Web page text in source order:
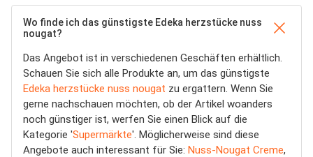
Wo finde ich das günstigste Edeka herzstücke nuss
nougat?
Das Angebot ist in verschiedenen Geschäften erhältlich.
Schauen Sie sich alle Produkte an, um das günstigste
Edeka herzstücke nuss nougat zu ergattern. Wenn Sie
gerne nachschauen möchten, ob der Artikel woanders
noch günstiger ist, werfen Sie einen Blick auf die
Kategorie 'Supermärkte'. Möglicherweise sind diese
Angebote auch interessant für Sie: Nuss-Nougat Creme,